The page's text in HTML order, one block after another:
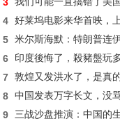
4 好莱坞电影来华首映，
5 米尔斯海默：特朗普连
6 印度後悔了，殺豬盤玩
7 敦煌又发洪水了，是真
8 中国发表万字长文，没
9 三战沙盘推演：中国的